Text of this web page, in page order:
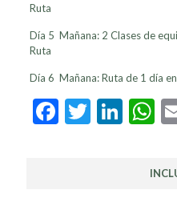
Ruta
Día 5 Mañana: 2 Clases de
Ruta
Día 6 Mañana: Ruta de 1 día
Facebook
Twitter